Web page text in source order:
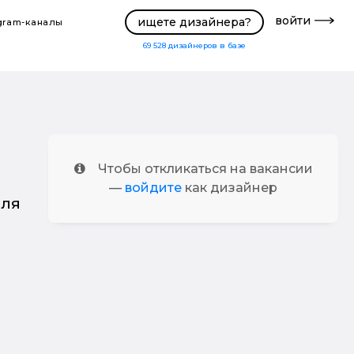
каналы ищете дизайнера?
69 528 дизайнеров в базе
войти
Чтобы откликаться на вакансии
— войдите как дизайнер